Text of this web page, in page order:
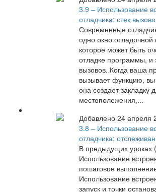
3.9 – Использование
отладчика: стек
Современные
одно окно
которое может быть
отладке программы, и
вызовов. Когда ваша
вызывает функцию, вы
она создает закладку
местоположения,...
Добавлено 24 апреля
3.8 – Использование
отладчика:
В предыдущих уроках
Использование
пошаговое
Использование
запуск и точки